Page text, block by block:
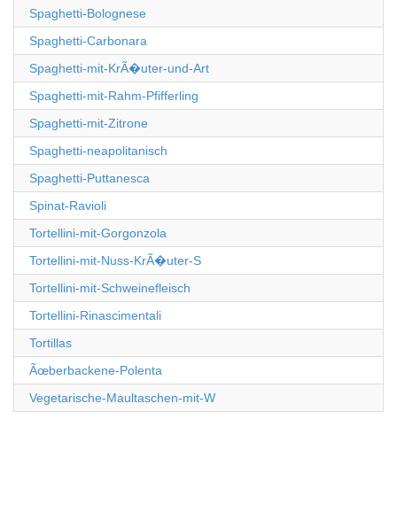
Spaghetti-Bolognese
Spaghetti-Carbonara
Spaghetti-mit-KrÃ�uter-und-Art
Spaghetti-mit-Rahm-Pfifferling
Spaghetti-mit-Zitrone
Spaghetti-neapolitanisch
Spaghetti-Puttanesca
Spinat-Ravioli
Tortellini-mit-Gorgonzola
Tortellini-mit-Nuss-KrÃ�uter-S
Tortellini-mit-Schweinefleisch
Tortellini-Rinascimentali
Tortillas
Ãœberbackene-Polenta
Vegetarische-Maultaschen-mit-W